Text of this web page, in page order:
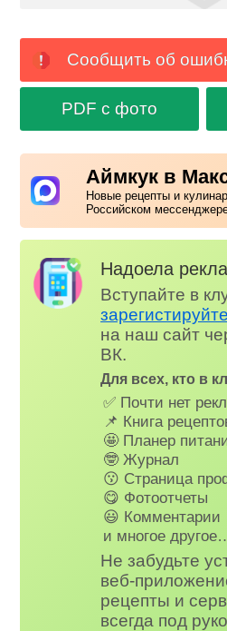
Сообщить об
PDF с фото
Аймкук в
Новые рецепты и
Российском
Надоела
Вступайте в
на наш сайт
ВК.
Для всех, кто в
✅ Почти нет
📌 Книга
🤩 Планер
🤓 Журнал
😗 Страница
😋 Фотоотчеты
😃 Комментарии
и многое
Не забудьте
веб-
рецепты и
всегда под